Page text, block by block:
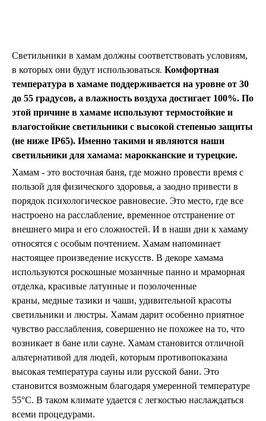
Светильники в хамам должны соответствовать условиям,
в которых они будут использоваться. Комфортная
температура в хамаме поддерживается на уровне от 30
до 55 градусов, а влажность воздуха достигает 100%. По
этой причине в хамаме используют термостойкие и
влагостойкие светильники с высокой степенью защиты
(не ниже IP65). Именно такими и являются наши
светильники для хамама: марокканские и турецкие.
Хамам - это восточная баня, где можно провести время с
пользой для физического здоровья, а заодно привести в
порядок психологическое равновесие. Это место, где все
настроено на расслабление, временное отстранение от
внешнего мира и его сложностей. И в наши дни к хамаму
относятся с особым почтением. Хамам напоминает
настоящее произведение искусств. В декоре хамама
используются роскошные мозаичные панно и мраморная
отделка, красивые латунные и позолоченные
краны, медные тазики и чаши, удивительной красоты
светильники и люстры. Хамам дарит особенно приятное
чувство расслабления, совершенно не похожее на то, что
возникает в бане или сауне. Хамам становится отличной
альтернативой для людей, которым противопоказана
высокая температура сауны или русской бани. Это
становится возможным благодаря умеренной температуре
55°C. В таком климате удается с легкостью наслаждаться
всеми процедурами.